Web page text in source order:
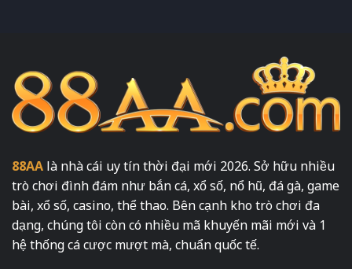
88AAlà nhà cái uy tín thời đại mới 2026. Sở hữu nhiều
trò chơi đình đám như bắn cá, xổ số, nổ hũ, đá gà, game
bài, xổ số, casino, thể thao. Bên cạnh kho trò chơi đa
dạng, chúng tôi còn có nhiều mã khuyến mãi mới và 1
hệ thống cá cược mượt mà, chuẩn quốc tế.